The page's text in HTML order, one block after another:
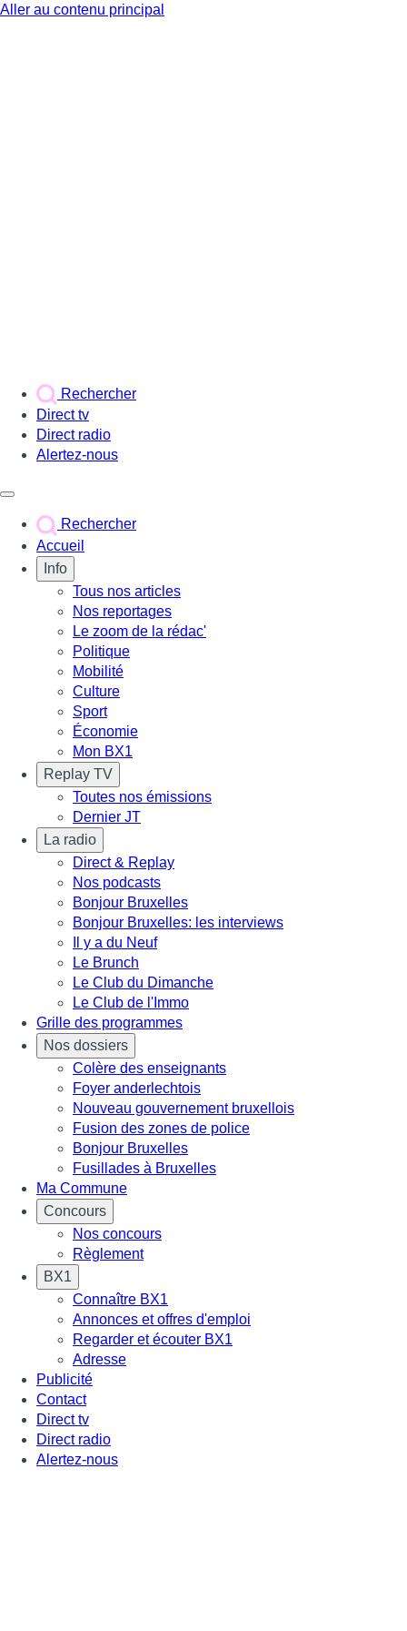
Aller au contenu principal
Rechercher
Direct tv
Direct radio
Alertez-nous
Rechercher
Accueil
Info
Tous nos articles
Nos reportages
Le zoom de la rédac'
Politique
Mobilité
Culture
Sport
Économie
Mon BX1
Replay TV
Toutes nos émissions
Dernier JT
La radio
Direct & Replay
Nos podcasts
Bonjour Bruxelles
Bonjour Bruxelles: les interviews
Il y a du Neuf
Le Brunch
Le Club du Dimanche
Le Club de l'Immo
Grille des programmes
Nos dossiers
Colère des enseignants
Foyer anderlechtois
Nouveau gouvernement bruxellois
Fusion des zones de police
Bonjour Bruxelles
Fusillades à Bruxelles
Ma Commune
Concours
Nos concours
Règlement
BX1
Connaître BX1
Annonces et offres d'emploi
Regarder et écouter BX1
Adresse
Publicité
Contact
Direct tv
Direct radio
Alertez-nous